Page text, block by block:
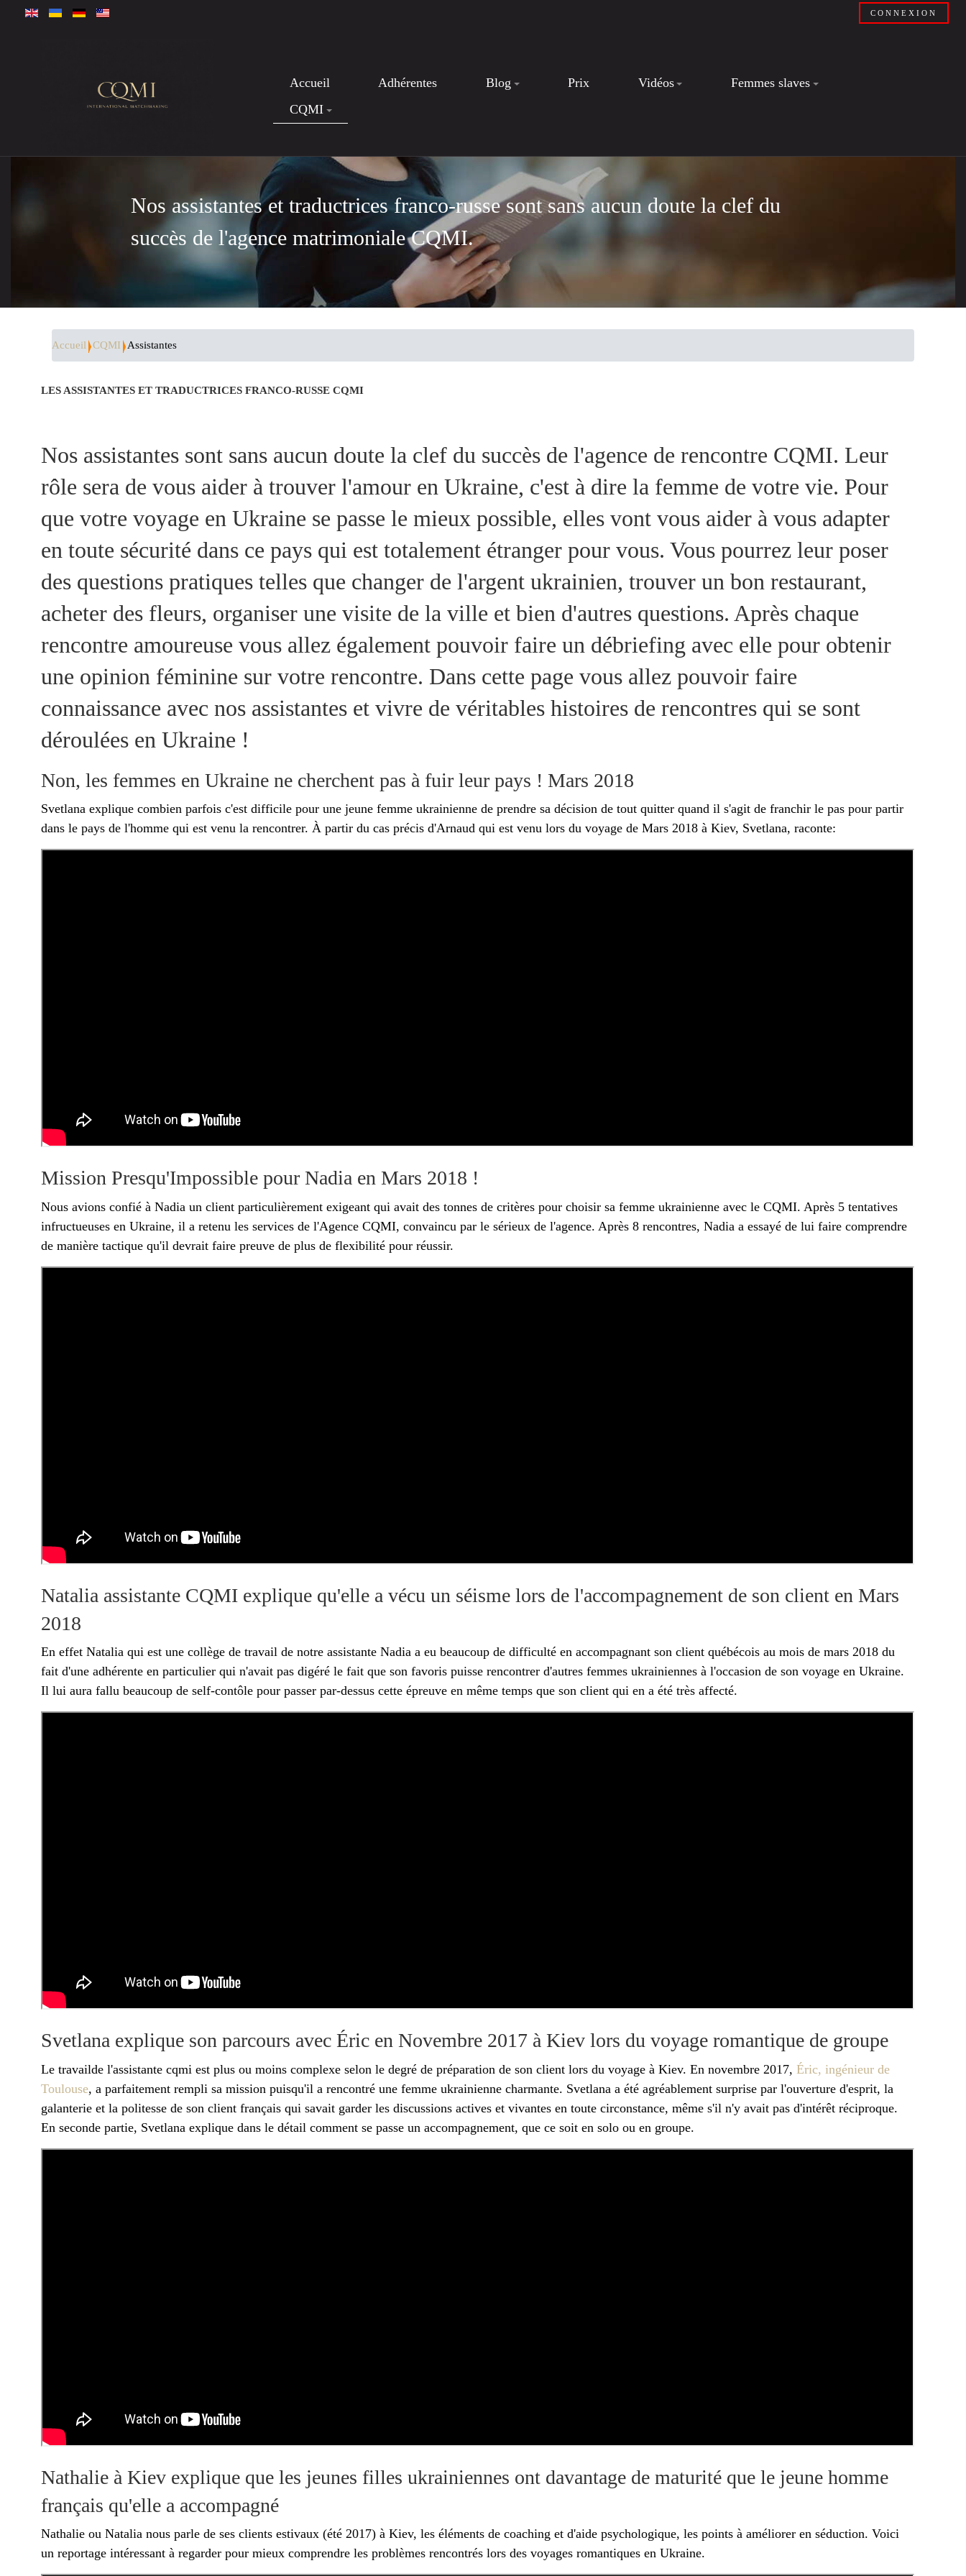
CONNEXION
Accueil Adhérentes Blog Prix Vidéos
Femmes slaves
CQMI
Nos assistantes et traductrices franco-russe sont sans aucun doute la clef du
succès de l'agence matrimoniale CQMI.
Accueil CQMI Assistantes
LES ASSISTANTES ET TRADUCTRICES FRANCO-RUSSE CQMI
Nos assistantes sont sans aucun doute la clef du succès de l'agence de rencontre CQMI. Leur
rôle sera de vous aider à trouver l'amour en Ukraine, c'est à dire la femme de votre vie. Pour
que votre voyage en Ukraine se passe le mieux possible, elles vont vous aider à vous adapter
en toute sécurité dans ce pays qui est totalement étranger pour vous. Vous pourrez leur poser
des questions pratiques telles que changer de l'argent ukrainien, trouver un bon restaurant,
acheter des fleurs, organiser une visite de la ville et bien d'autres questions. Après chaque
rencontre amoureuse vous allez également pouvoir faire un débriefing avec elle pour obtenir
une opinion féminine sur votre rencontre. Dans cette page vous allez pouvoir faire
connaissance avec nos assistantes et vivre de véritables histoires de rencontres qui se sont
déroulées en Ukraine !
Non, les femmes en Ukraine ne cherchent pas à fuir leur pays ! Mars 2018
Svetlana explique combien parfois c'est difficile pour une jeune femme ukrainienne de prendre sa décision de tout quitter quand il s'agit de franchir le pas pour partir
dans le pays de l'homme qui est venu la rencontrer. À partir du cas précis d'Arnaud qui est venu lors du voyage de Mars 2018 à Kiev, Svetlana, raconte:
Mission Presqu'Impossible pour Nadia en Mars 2018 !
Nous avions confié à Nadia un client particulièrement exigeant qui avait des tonnes de critères pour choisir sa femme ukrainienne avec le CQMI. Après 5 tentatives
infructueuses en Ukraine, il a retenu les services de l'Agence CQMI, convaincu par le sérieux de l'agence. Après 8 rencontres, Nadia a essayé de lui faire comprendre
de manière tactique qu'il devrait faire preuve de plus de flexibilité pour réussir.
Natalia assistante CQMI explique qu'elle a vécu un séisme lors de l'accompagnement de son client en Mars
2018
En effet Natalia qui est une collège de travail de notre assistante Nadia a eu beaucoup de difficulté en accompagnant son client québécois au mois de mars 2018 du
fait d'une adhérente en particulier qui n'avait pas digéré le fait que son favoris puisse rencontrer d'autres femmes ukrainiennes à l'occasion de son voyage en Ukraine.
Il lui aura fallu beaucoup de self-contôle pour passer par-dessus cette épreuve en même temps que son client qui en a été très affecté.
Svetlana explique son parcours avec Éric en Novembre 2017 à Kiev lors du voyage romantique de groupe
Le travailde l'assistante cqmi est plus ou moins complexe selon le degré de préparation de son client lors du voyage à Kiev. En novembre 2017, Éric, ingénieur de
Toulouse, a parfaitement rempli sa mission puisqu'il a rencontré une femme ukrainienne charmante. Svetlana a été agréablement surprise par l'ouverture d'esprit, la
galanterie et la politesse de son client français qui savait garder les discussions actives et vivantes en toute circonstance, même s'il n'y avait pas d'intérêt réciproque.
En seconde partie, Svetlana explique dans le détail comment se passe un accompagnement, que ce soit en solo ou en groupe.
Nathalie à Kiev explique que les jeunes filles ukrainiennes ont davantage de maturité que le jeune homme
français qu'elle a accompagné
Nathalie ou Natalia nous parle de ses clients estivaux (été 2017) à Kiev, les éléments de coaching et d'aide psychologique, les points à améliorer en séduction. Voici
un reportage intéressant à regarder pour mieux comprendre les problèmes rencontrés lors des voyages romantiques en Ukraine.